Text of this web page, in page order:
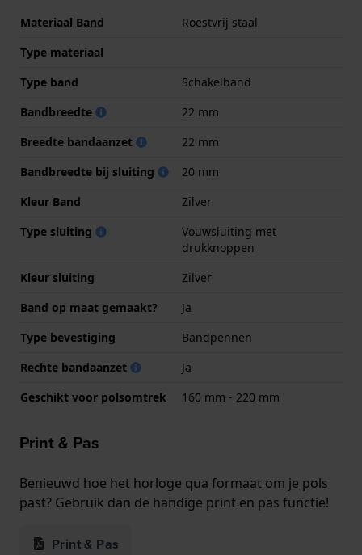
Materiaal Band
Roestvrij staal
Type materiaal
Type band
Schakelband
Bandbreedte
22 mm
Breedte bandaanzet
22 mm
Bandbreedte bij sluiting
20 mm
Kleur Band
Zilver
Type sluiting
Vouwsluiting met
drukknoppen
Kleur sluiting
Zilver
Band op maat gemaakt?
Ja
Type bevestiging
Bandpennen
Rechte bandaanzet
Ja
Geschikt voor polsomtrek
160 mm - 220 mm
Print & Pas
Benieuwd hoe het horloge qua formaat om je pols
past? Gebruik dan de handige print en pas functie!
Print & Pas